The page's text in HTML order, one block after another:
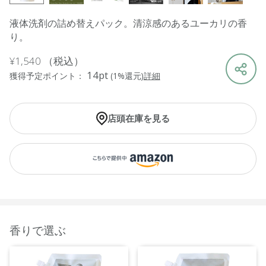
液体洗剤の詰め替えパック。清涼感のあるユーカリの香
り。
¥1,540 （税込）
獲得予定ポイント： 14pt (1%還元)詳細
店頭在庫を見る
香りで選ぶ